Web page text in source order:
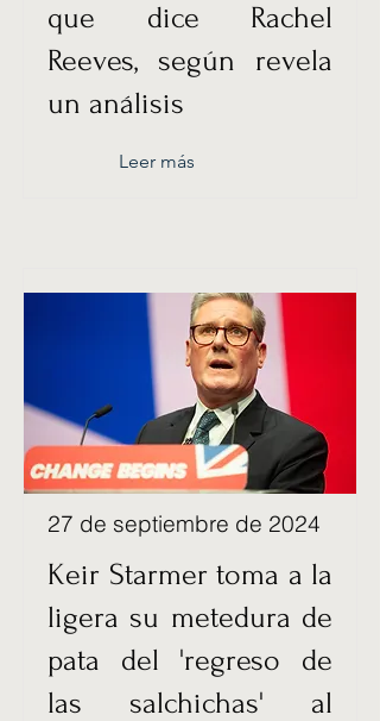
que dice Rachel
Reeves, según revela
un análisis
Leer más
27 de septiembre de 2024
Keir Starmer toma a la
ligera su metedura de
pata del 'regreso de
las salchichas' al